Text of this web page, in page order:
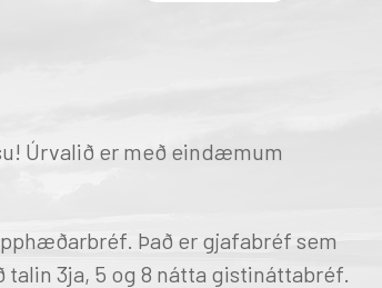
Úrvalið er með eindæmum
Það er gjafabréf sem
talin 3ja, 5 og 8 nátta gistináttabréf.